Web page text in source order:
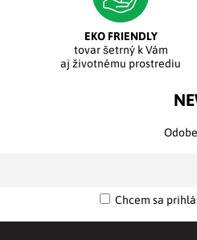
EKO FRIENDLY
tovar šetrný k Vám
aj životnému prostrediu
Chcem sa